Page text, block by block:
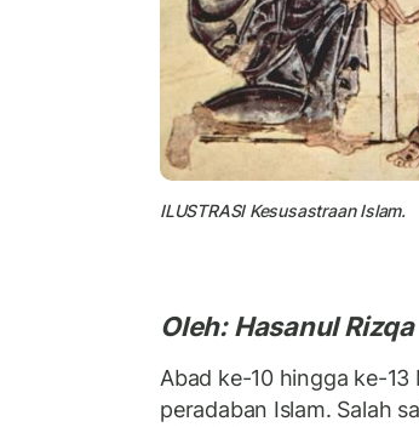
ILUSTRASI Kesusastraan Islam.
Oleh: Hasanul Rizqa
Abad ke-10 hingga ke-13
peradaban Islam. Salah